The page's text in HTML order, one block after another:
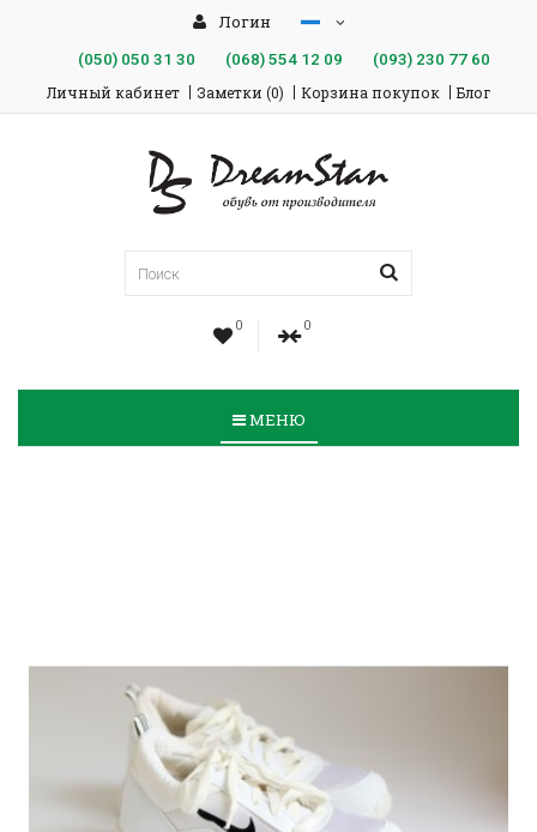
Логин
(050)050 31 30 (068)554 12 09 (093)230 77 60
Личный кабинет Заметки (0) Корзина покупок Блог
0 0
МЕНЮ